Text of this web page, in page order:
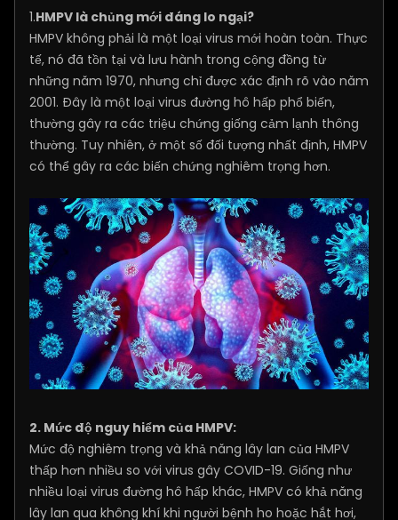
1.HMPV là chủng mới đáng lo ngại?
HMPV không phải là một loại virus mới hoàn toàn. Thực
tế, nó đã tồn tại và lưu hành trong cộng đồng từ
những năm 1970, nhưng chỉ được xác định rõ vào năm
2001. Đây là một loại virus đường hô hấp phổ biến,
thường gây ra các triệu chứng giống cảm lạnh thông
thường. Tuy nhiên, ở một số đối tượng nhất định, HMPV
có thể gây ra các biến chứng nghiêm trọng hơn.
2. Mức độ nguy hiểm của HMPV:
Mức độ nghiêm trọng và khả năng lây lan của HMPV
thấp hơn nhiều so với virus gây COVID-19. Giống như
nhiều loại virus đường hô hấp khác, HMPV có khả năng
lây lan qua không khí khi người bệnh ho hoặc hắt hơi,